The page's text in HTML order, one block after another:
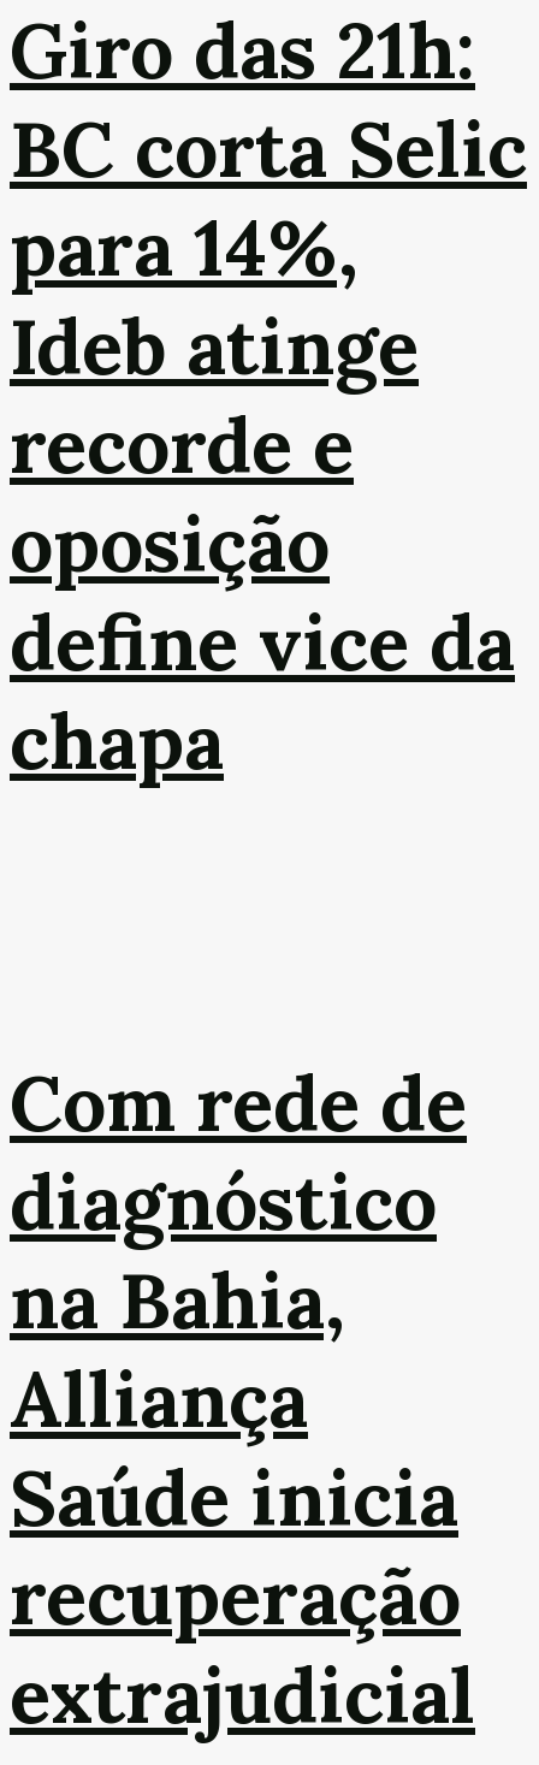
Giro das 21h:
BC corta Selic
para 14%,
Ideb atinge
recorde e
oposição
define vice da
chapa
Com rede de
diagnóstico
na Bahia,
Alliança
Saúde inicia
recuperação
extrajudicial